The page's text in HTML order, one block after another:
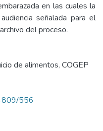
en las cuales la
señalada para el
del proceso.
de alimentos, COGEP
556